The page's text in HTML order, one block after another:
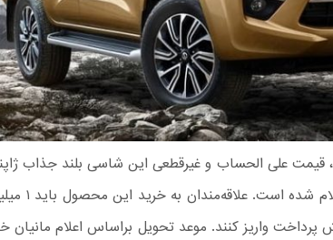
قیمت علی الحساب و غیرقطعی این شاسی بلند جذاب
اعلام شده است.
پرداخت واریز کنند. موعد تحویل براساس اعلام مانیان